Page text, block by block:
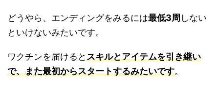
どうやら、エンディングをみるには最低3周 しない
といけないみたいです。
ワクチンを届けるとスキルとアイテムを引き継い
で、また最初からスタートするみたいです。